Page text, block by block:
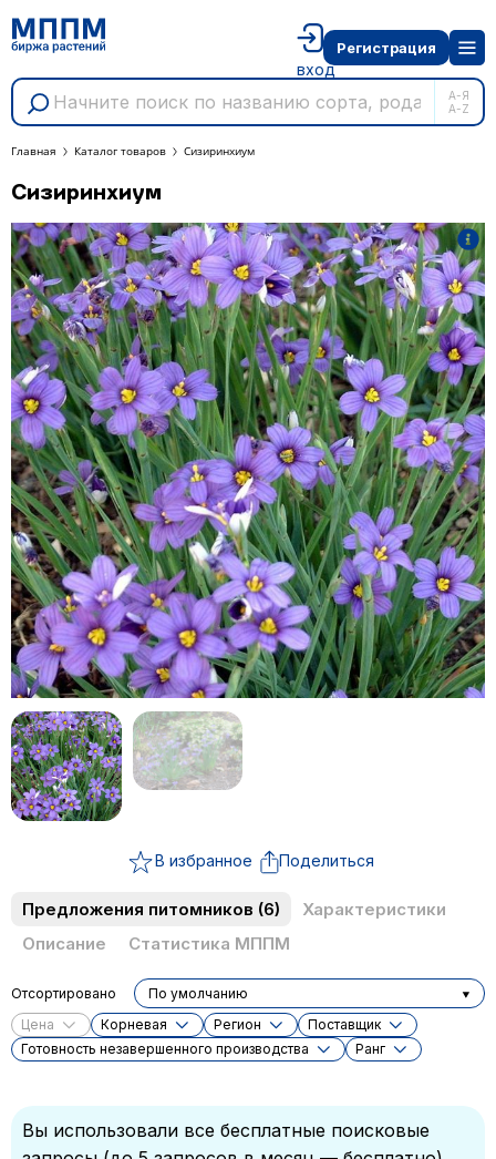
А-Я
A-Z
вход
Регистрация
Главная Каталог товаров Сизиринхиум
Сизиринхиум
В избранное Поделиться
Предложения питомников (6)
Характеристики
Описание
Статистика МППМ
Цена Корневая Регион
Поставщик
Готовность незавершенного производства
Ранг
Отсортировано По умолчанию
Вы использовали все бесплатные поисковые